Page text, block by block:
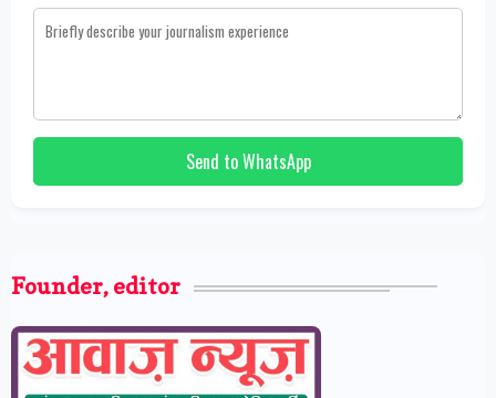
Send to WhatsApp
Founder, editor